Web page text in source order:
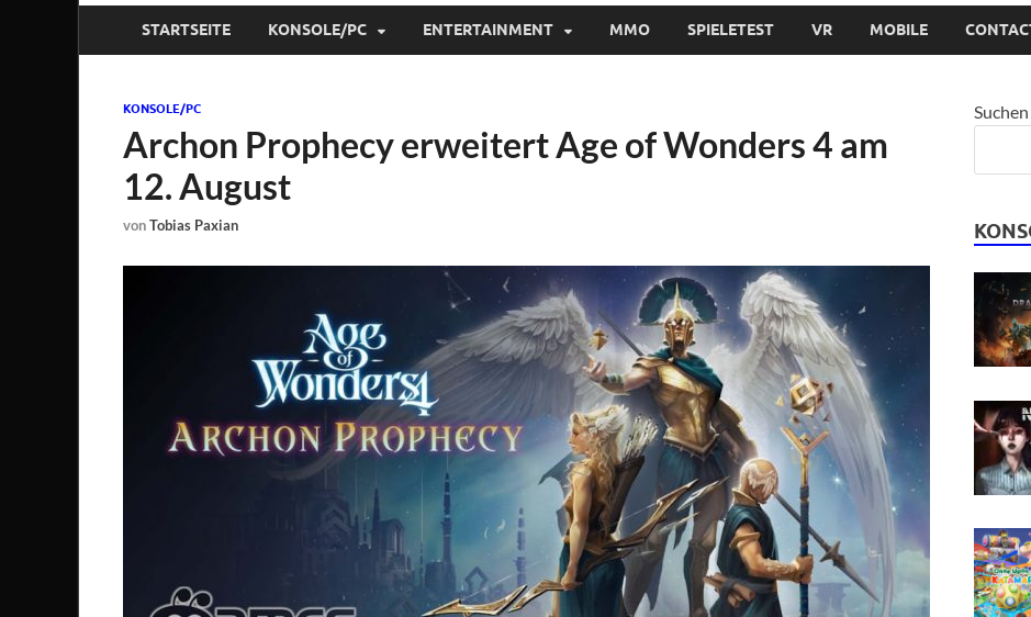
STARTSEITE KONSOLE/PC ENTERTAINMENT MMO SPIELETEST VR MOBILE
KONSOLE/PC
Archon Prophecy erweitert Age of Wonders 4 am
12. August
vonTobias Paxian
Suchen